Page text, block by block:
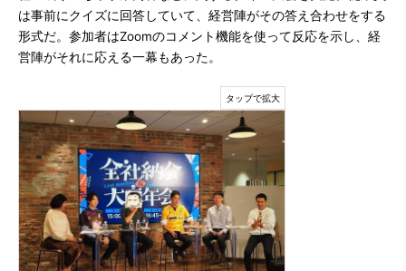
は事前にクイズに回答していて、経営陣がその答え合わせをする
形式だ。参加者はZoomのコメント機能を使って反応を示し、経
営陣がそれに応える一幕もあった。